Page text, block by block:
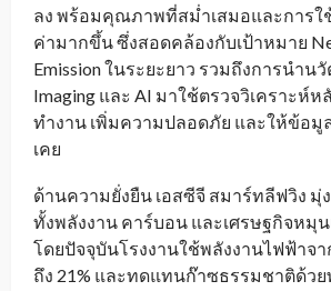
ลง พร้อมคุณภาพที่สม่ำเสมอและการใ
ค่ามากขึ้น ซึ่งสอดคล้องกับเป้าหมาย
Emission ในระยะยาว รวมถึงการนำน
Imaging และ AI มาใช้ตรวจวิเคราะห์ห
ทำงาน เพิ่มความปลอดภัย และให้ข้อ
เคย
ด้านความยั่งยืน เอสซีจี สมาร์ทลีฟวิง
ทั้งพลังงาน คาร์บอน และเศรษฐกิจหมุน
โดยปัจจุบันโรงงานใช้พลังงานไฟฟ้าจ
ถึง 21% และทดแทนก๊าซธรรมชาติด้ว